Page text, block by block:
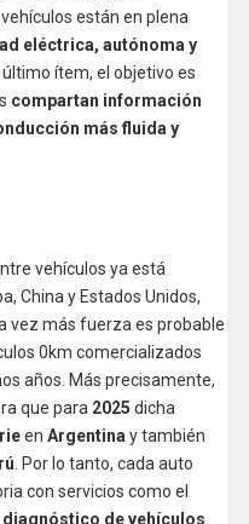
están en plena
eléctrica, autónoma y
último ítem, el objetivo es
compartan información
más fluida y
vehículos ya está
China y Estados Unidos,
vez más fuerza es probable
0km comercializados
años. Más precisamente,
que para 2025 dicha
en Argentinay también
. Por lo tanto, cada auto
con servicios como el
diagnóstico de vehículos